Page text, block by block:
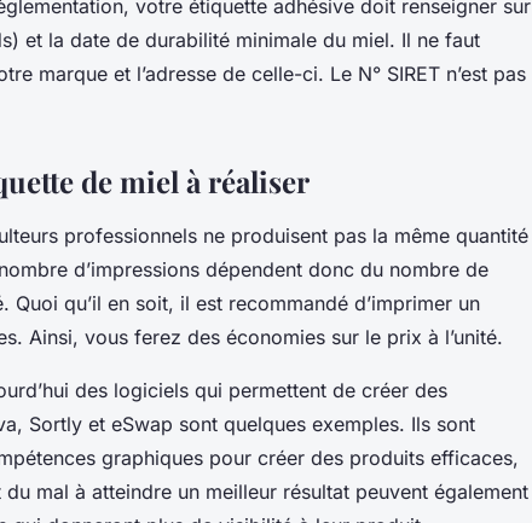
votre étiquette adhésive doit renseigner sur
et la date de durabilité minimale du miel. Il ne faut
marque et l’adresse de celle-ci. Le N° SIRET n’est pas
de miel à réaliser
professionnels ne produisent pas la même quantité
d’impressions dépendent donc du nombre de
qu’il en soit, il est recommandé d’imprimer un
Ainsi, vous ferez des économies sur le prix à l’unité.
des logiciels qui permettent de créer des
Sortly et eSwap sont quelques exemples. Ils sont
graphiques pour créer des produits efficaces,
mal à atteindre un meilleur résultat peuvent également